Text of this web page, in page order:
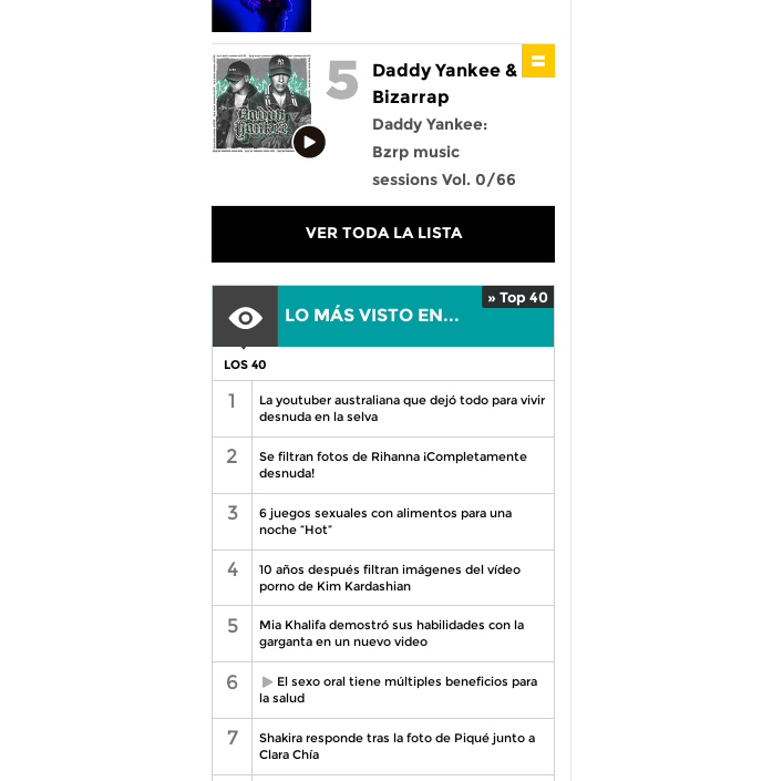
Daddy Yankee &
Bizarrap
Daddy Yankee:
Bzrp music
sessions Vol. 0/66
VER TODA LA LISTA
LO MÁS VISTO EN...
» Top 40
LOS 40
1
La youtuber australiana que dejó todo para vivir
desnuda en la selva
2
Se filtran fotos de Rihanna ¡Completamente
desnuda!
3
6 juegos sexuales con alimentos para una
noche “Hot”
4
10 años después filtran imágenes del vídeo
porno de Kim Kardashian
5
Mia Khalifa demostró sus habilidades con la
garganta en un nuevo video
6
El sexo oral tiene múltiples beneficios para
la salud
7
Shakira responde tras la foto de Piqué junto a
Clara Chía